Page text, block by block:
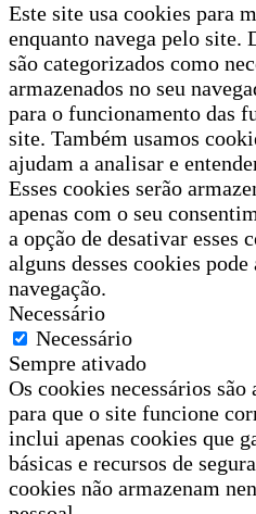
Este site usa cookies para
enquanto navega pelo site.
são categorizados como
armazenados no seu
para o funcionamento das
site. Também usamos
ajudam a analisar e
Esses cookies serão
apenas com o seu
a opção de desativar esses
alguns desses cookies
navegação.
Necessário
Necessário
Sempre ativado
Os cookies necessários
para que o site funcione
inclui apenas cookies que
básicas e recursos de
cookies não armazenam